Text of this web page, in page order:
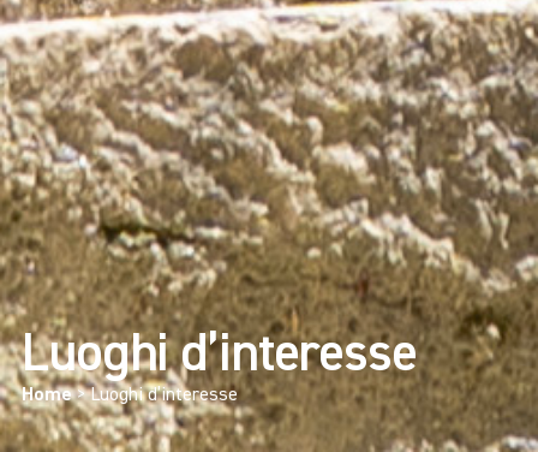
Luoghi d’interesse
Home>Luoghi d’interesse